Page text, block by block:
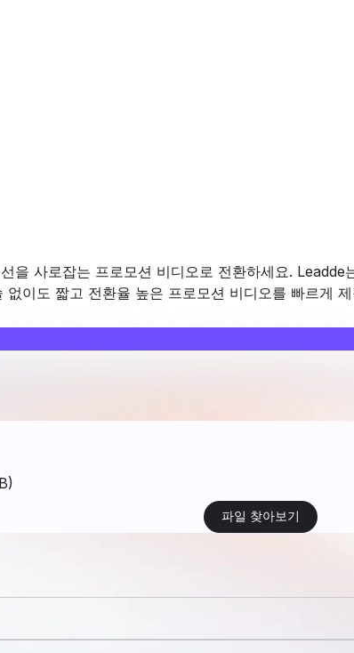
을 사로잡는 프로모션 비디오로 전환하세요.
이도 짧고 전환율 높은 프로모션 비디오를 빠르게
파일 찾아보기